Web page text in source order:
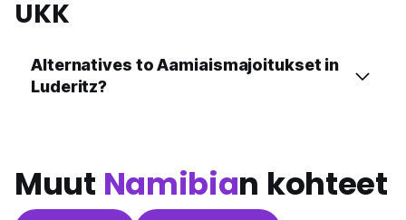
UKK
Alternatives to Aamiaismajoitukset in
Luderitz?
Muut Namibian kohteet